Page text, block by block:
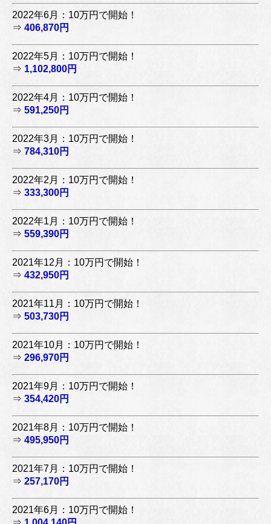
2022年6月：10万円で開始！
⇒ 406,870円
2022年5月：10万円で開始！
⇒ 1,102,800円
2022年4月：10万円で開始！
⇒ 591,250円
2022年3月：10万円で開始！
⇒ 784,310円
2022年2月：10万円で開始！
⇒ 333,300円
2022年1月：10万円で開始！
⇒ 559,390円
2021年12月：10万円で開始！
⇒ 432,950円
2021年11月：10万円で開始！
⇒ 503,730円
2021年10月：10万円で開始！
⇒ 296,970円
2021年9月：10万円で開始！
⇒ 354,420円
2021年8月：10万円で開始！
⇒ 495,950円
2021年7月：10万円で開始！
⇒ 257,170円
2021年6月：10万円で開始！